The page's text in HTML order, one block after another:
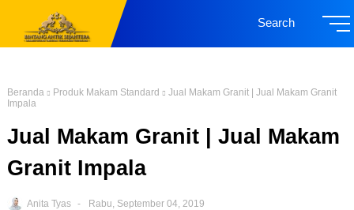
Search
Beranda Produk Makam Standard
Jual Makam Granit | Jual Makam Granit
Impala
Jual Makam Granit | Jual Makam
Granit Impala
Anita Tyas Rabu, September 04, 2019